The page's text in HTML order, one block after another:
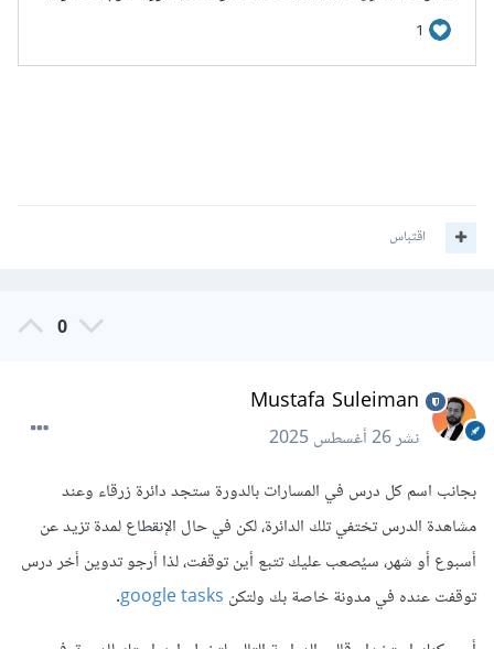
اقتباس
0
Mustafa Suleiman
نشر26 أغسطس 2025
بجانب اسم كل درس في المسارات بالدورة ستجد دائرة زرقاء وعند
مشاهدة الدرس تختفي تلك الدائرة، لكن في حال الإنقطاع لمدة تزيد عن
أسبوع أو شهر، سيُصعب عليك تتبع أين توقفت، لذا أرجو تدوين أخر درس
توقفت عنده في مدونة خاصة بك ولتكنgoogle tasks
.